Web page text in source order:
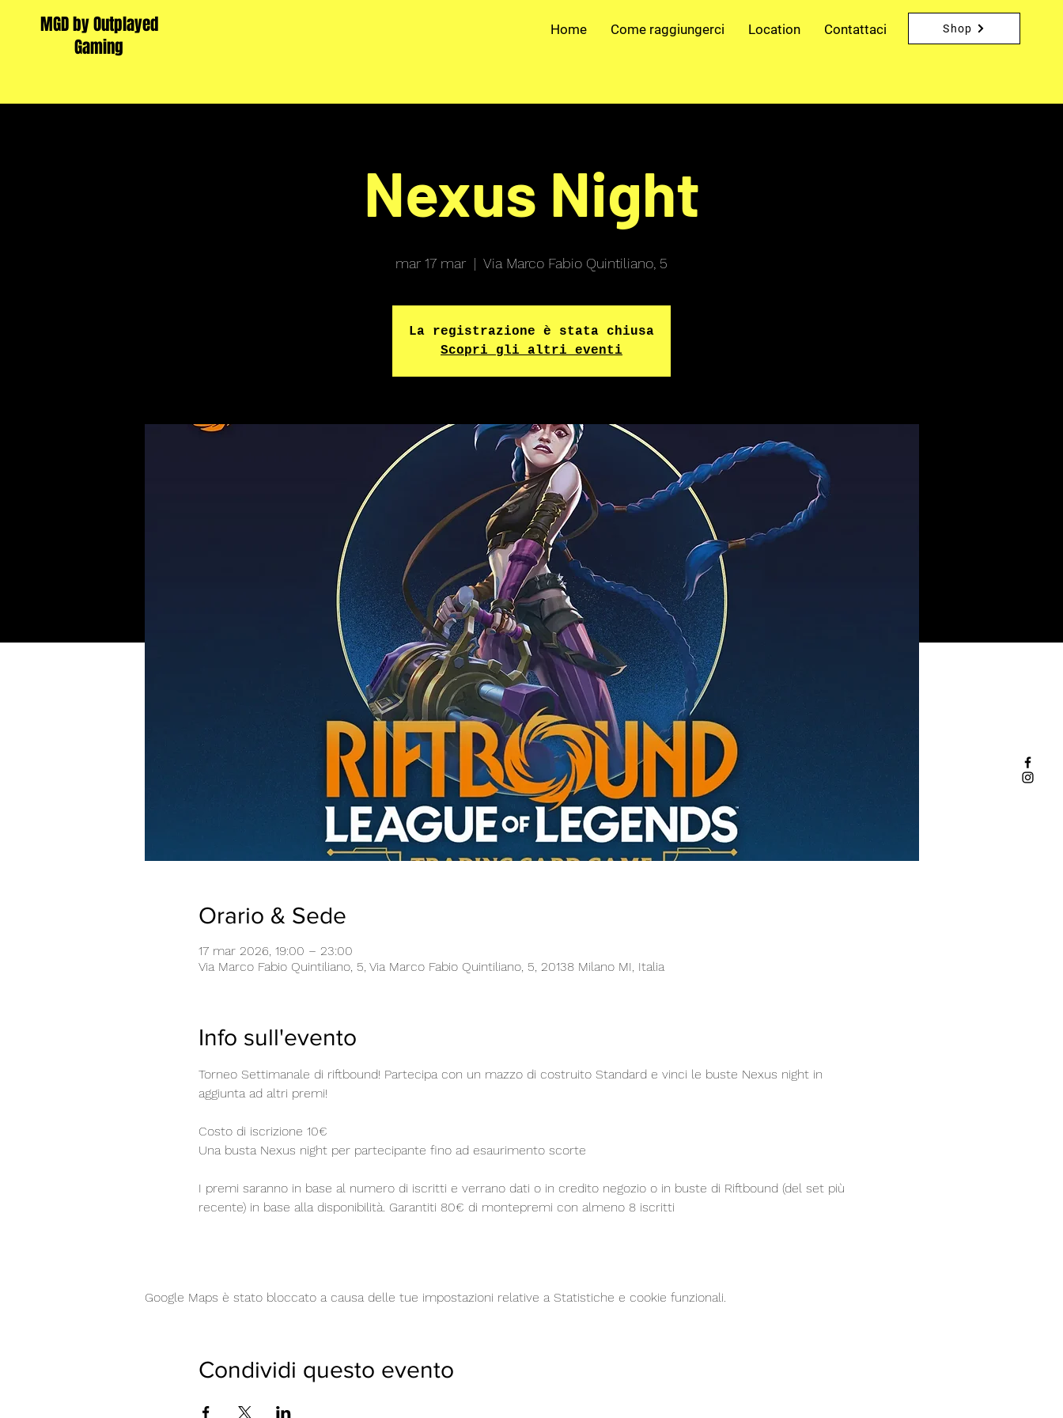
MGD by Outplayed
Gaming
Home Come raggiungerci Location Contattaci Shop
Nexus Night
mar 17 mar
  |
Via Marco Fabio Quintiliano, 5
La registrazione è stata chiusa
Scopri gli altri eventi
Orario & Sede
17 mar 2026, 19:00 – 23:00
Via Marco Fabio Quintiliano, 5, Via Marco Fabio Quintiliano, 5, 20138 Milano MI, Italia
Info sull'evento
Torneo Settimanale di riftbound! Partecipa con un mazzo di costruito Standard e vinci le buste Nexus night in
aggiunta ad altri premi!
Costo di iscrizione 10€
Una busta Nexus night per partecipante fino ad esaurimento scorte
I premi saranno in base al numero di iscritti e verrano dati o in credito negozio o in buste di Riftbound (del set più
recente) in base alla disponibilità. Garantiti 80€ di montepremi con almeno 8 iscritti
Google Maps è stato bloccato a causa delle tue impostazioni relative a Statistiche e cookie funzionali.
Condividi questo evento